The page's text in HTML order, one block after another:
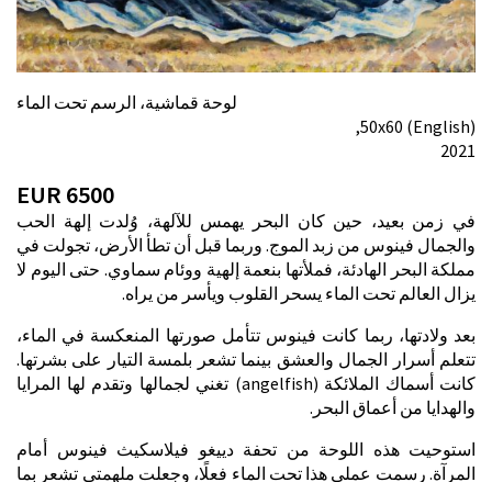
لوحة قماشية، الرسم تحت الماء
(English) 50х60,
2021
6500 EUR
في زمن بعيد، حين كان البحر يهمس للآلهة، وُلدت إلهة الحب
والجمال فينوس من زبد الموج. وربما قبل أن تطأ الأرض، تجولت في
مملكة البحر الهادئة، فملأتها بنعمة إلهية ووئام سماوي. حتى اليوم لا
يزال العالم تحت الماء يسحر القلوب ويأسر من يراه.
بعد ولادتها، ربما كانت فينوس تتأمل صورتها المنعكسة في الماء،
تتعلم أسرار الجمال والعشق بينما تشعر بلمسة التيار على بشرتها.
كانت أسماك الملائكة (angelfish) تغني لجمالها وتقدم لها المرايا
والهدايا من أعماق البحر.
استوحيت هذه اللوحة من تحفة دييغو فيلاسكيث فينوس أمام
المرآة. رسمت عملي هذا تحت الماء فعلًا، وجعلت ملهمتي تشعر بما